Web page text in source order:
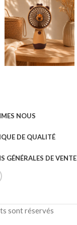
NOUS
DE QUALITÉ
GÉNÉRALES DE VENTE
sont réservés